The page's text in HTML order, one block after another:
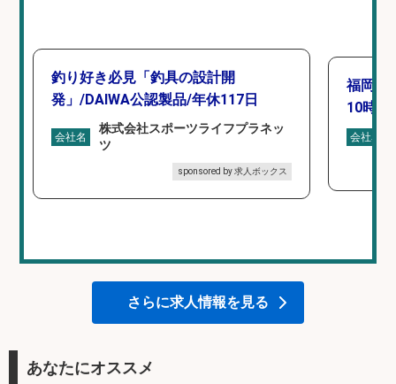
釣り好き必見「釣具の設計開
発」/DAIWA公認製品/年休117日
会社名
株式会社スポーツライフプラネッ
ツ
sponsored by 求人ボックス
福岡「
10時間
会社名
さらに求人情報を見る
あなたにオススメ